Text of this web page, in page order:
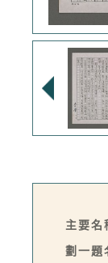
主要名
劃一題